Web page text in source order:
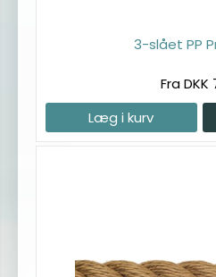
3-slået PP
Fra DKK
Læg i kurv